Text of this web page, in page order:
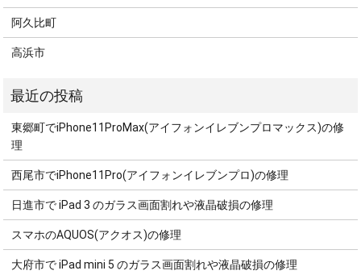
阿久比町
高浜市
東郷町でiPhone11ProMax(アイフォンイレブンプロマックス)の修
理
西尾市でiPhone11Pro(アイフォンイレブンプロ)の修理
日進市で iPad 3 のガラス画面割れや液晶破損の修理
スマホのAQUOS(アクオス)の修理
大府市で iPad mini 5 のガラス画面割れや液晶破損の修理